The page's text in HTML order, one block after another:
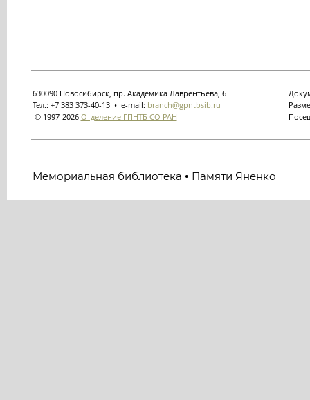
630090 Новосибирск, пр. Академика Лаврентьева, 6
Тел.: +7 383 373-40-13 • e-mail: branch@gpntbsib.ru
© 1997-2026 Отделение ГПНТБ СО РАН
Мемориальная библиотека • Памяти Яненко